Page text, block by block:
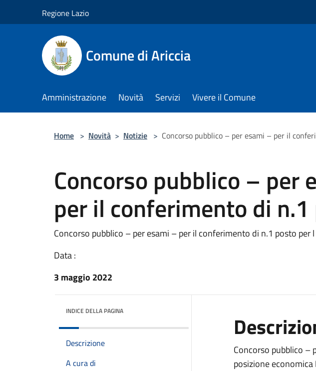
Regione Lazio
Comune di Ariccia
Amministrazione Novità Servizi Vivere il Comune
Home > Novità > Notizie > Concorso pubblico – per esami – per il
Concorso pubblico – per
per il conferimento di
Concorso pubblico – per esami – per il conferimento di n.1 posto per l
Data :
3 maggio 2022
INDICE DELLA PAGINA
Descrizione
A cura di
Concorso pubblico –
posizione